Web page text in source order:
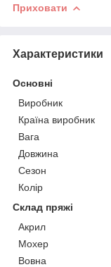
Приховати
Характеристики
Основні
Виробник
Країна виробник
Вага
Довжина
Сезон
Колір
Склад пряжі
Акрил
Мохер
Вовна